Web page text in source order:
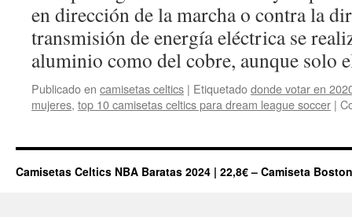
en dirección de la marcha o contra la
transmisión de energía eléctrica se
aluminio como del cobre, aunque
Publicado en camisetas celtics | Etiquetadodonde votar en
mujeres, top 10 camisetas celtics para dream league soccer |
Camisetas Celtics NBA Baratas 2024 | 22,8€ – Camiseta